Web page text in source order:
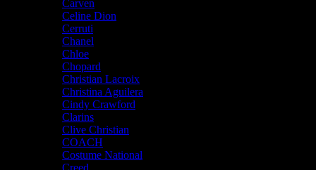
Carven
Celine Dion
Cerruti
Chanel
Chloe
Chopard
Christian Lacroix
Christina Aguilera
Cindy Crawford
Clarins
Clive Christian
COACH
Costume National
Creed